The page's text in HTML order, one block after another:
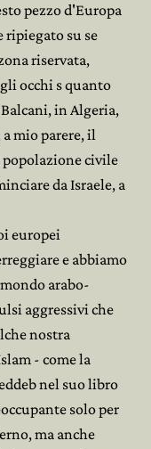
pezzo d'Europa
ripiegato su se
riservata,
occhi s quanto
in Algeria,
mio parere, il
civile
da Israele, a
europei
e abbiamo
arabo-
aggressivi che
nostra
- come la
nel suo libro
solo per
ma anche